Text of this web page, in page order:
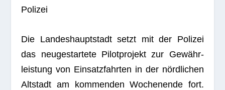
Polizei
Die Lan­des­haupt­stadt setzt mit der Poli­zei
das neu­ge­star­tete Pilot­pro­jekt zur Gewähr­
leis­tung von Ein­satz­fahr­ten in der nörd­li­chen
Alt­stadt am kom­men­den Wochen­ende fort.